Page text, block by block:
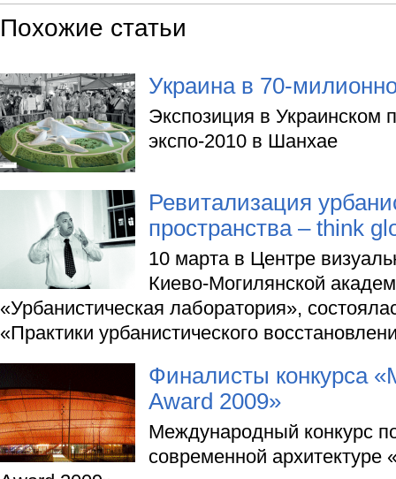
Похожие статьи
Украина в 70-
Экспозиция в Украинском
экспо-2010 в Шанхае
Ревитализация
пространства – think
10 марта в Центре
Киево-Могилянской
«Урбанистическая лаборатория»,
«Практики урбанистического
Финалисты конкурса
Award 2009»
Международный конкурс
современной архитектуре